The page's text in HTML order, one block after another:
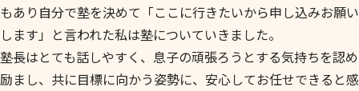
もあり自分で塾を決めて「ここに行きたいから申し込みお願い
します」と言われた私は塾についていきました。
塾長はとても話しやすく、息子の頑張ろうとする気持ちを認め
励まし、共に目標に向かう姿勢に、安心してお任せできると感